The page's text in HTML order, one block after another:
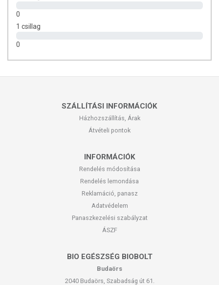
HASZNÁLAT
Külsőleg: a haj korpásodása esetén is alkalmazható.
A készítmény etil-alkoholt tartalmaz, ezt gépkocsivezetésnél,
terhesség, ill. szoptatás alatt nem javasolt! Gyermekeknek 14 éves kor
TOVÁBBI TUDNIVALÓK
Minőségét megőrzi: Lásd a csomagoláson feltüntetett időpontot.
visszazárva tárolandó. A készítmény kisgyerekektől elzárva tartandó!
0
1 csillag
0
SZÁLLÍTÁSI INFORMÁCIÓK
Házhozszállítás, Árak
Átvételi pontok
INFORMÁCIÓK
Rendelés módosítása
Rendelés lemondása
Reklamáció, panasz
Adatvédelem
Panaszkezelési szabályzat
ÁSZF
BIO EGÉSZSÉG BIOBOLT
Budaörs
2040 Budaörs, Szabadság út 61.